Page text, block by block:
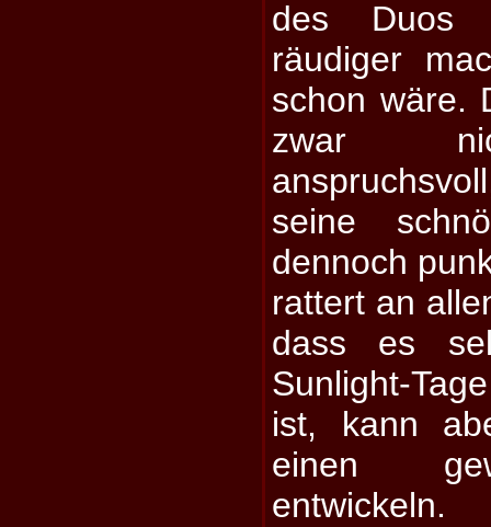
des Duos
räudiger
schon wäre.
zwar
seine
dennoch
rattert an
dass es
Sunlight-
ist, kann
einen
entwickeln.